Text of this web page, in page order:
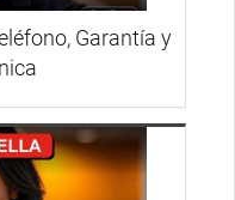
Garantía y